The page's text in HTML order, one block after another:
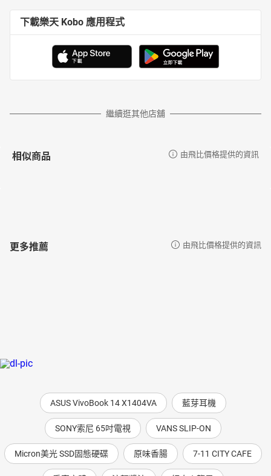
下載樂天 Kobo 應用程式
繼續逛其他店舖
相似商品 由飛比價格提供的資訊
更多推薦 由飛比價格提供的資訊
ASUS VivoBook 14 X1404VA 藍芽耳機
SONY索尼 65吋電視 VANS SLIP-ON
Micron美光 SSD固態硬碟 原味香腸 7-11 CITY CAFE